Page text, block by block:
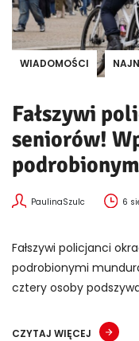
WIADOMOŚCI
Fałszywi
seniorów!
PaulinaSzulc 6
Fałszywi policjanci
podrobionymi
cztery osoby
CZYTAJ WIĘCEJ